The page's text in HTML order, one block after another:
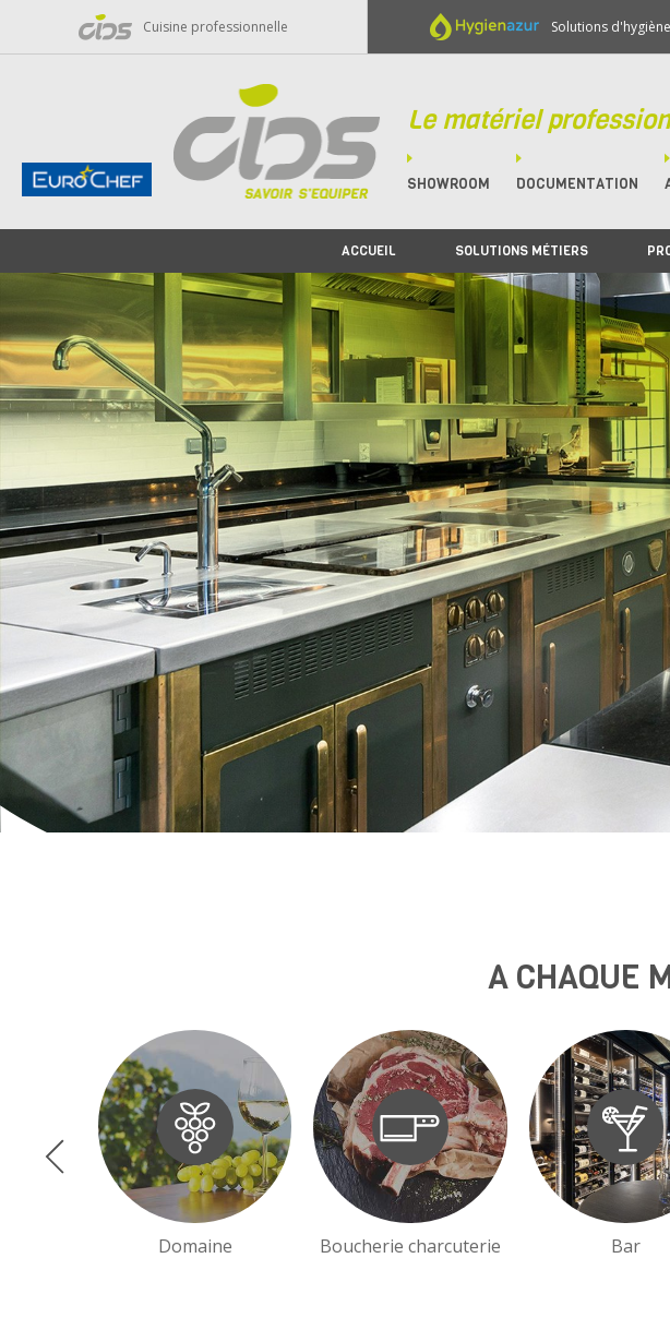
Cuisine professionnelle Solutions d'hygiène
Le matériel
SHOWROOM DOCUMENTATION
ACCUEIL SOLUTIONS MÉTIERS
A CHAQUE
Domaine Boucherie charcuterie Bar
Panneau de gestion des cookies